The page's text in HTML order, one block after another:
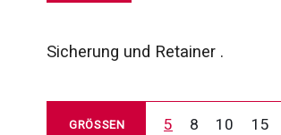
Sicherung und Retainer .
GRÖSSEN 5 8 10 15